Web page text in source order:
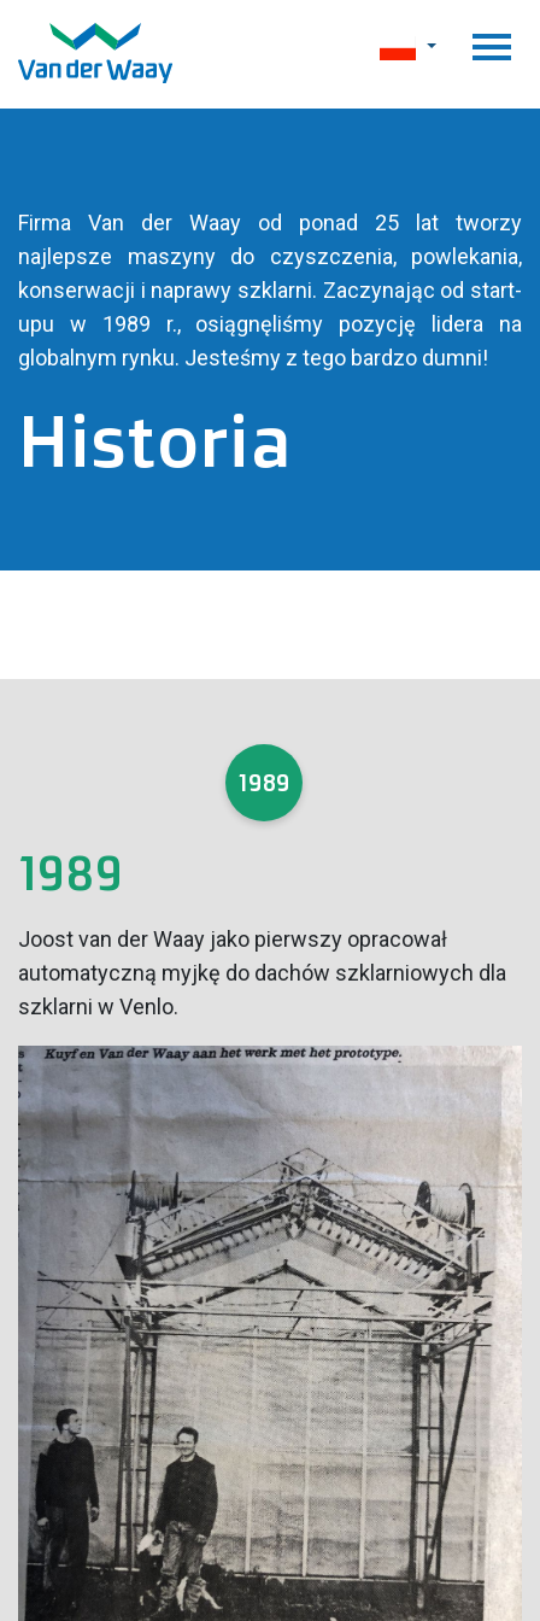
Historia
Firma Van der Waay od ponad 25 lat tworzy
najlepsze maszyny do czyszczenia, powlekania,
konserwacji i naprawy szklarni. Zaczynając od start-
upu w 1989 r., osiągnęliśmy pozycję lidera na
globalnym rynku. Jesteśmy z tego bardzo dumni!
1989
1989
Joost van der Waay jako pierwszy opracował
automatyczną myjkę do dachów szklarniowych dla
szklarni w Venlo.